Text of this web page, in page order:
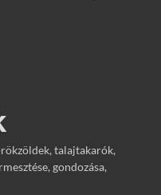
talajtakarók,
gondozása,